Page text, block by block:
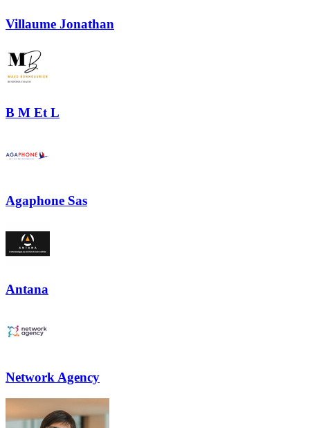
Villaume Jonathan
B M Et L
Agaphone Sas
Antana
Network Agency